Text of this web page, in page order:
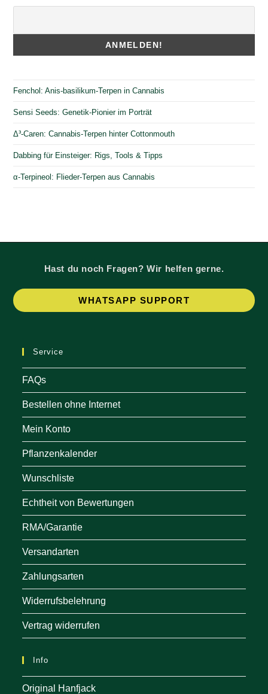
Fenchol: Anis-basilikum-Terpen in Cannabis
Sensi Seeds: Genetik-Pionier im Porträt
Δ³-Caren: Cannabis-Terpen hinter Cottonmouth
Dabbing für Einsteiger: Rigs, Tools & Tipps
α-Terpineol: Flieder-Terpen aus Cannabis
Hast du noch Fragen? Wir helfen gerne.
WHATSAPP SUPPORT
Service
FAQs
Bestellen ohne Internet
Mein Konto
Pflanzenkalender
Wunschliste
Echtheit von Bewertungen
RMA/Garantie
Versandarten
Zahlungsarten
Widerrufsbelehrung
Vertrag widerrufen
Info
Original Hanfjack